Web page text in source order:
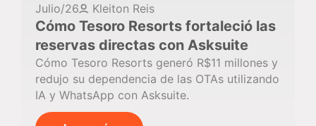
Julio/26 Kleiton Reis
Cómo Tesoro Resorts fortaleció las
reservas directas con Asksuite
Cómo Tesoro Resorts generó R$11 millones y
redujo su dependencia de las OTAs utilizando
IA y WhatsApp con Asksuite.